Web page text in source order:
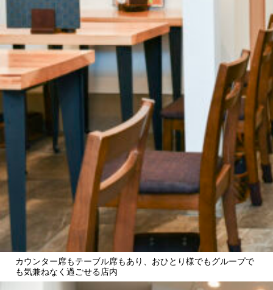
カウンター席もテーブル席もあり、おひとり様でもグループで
も気兼ねなく過ごせる店内